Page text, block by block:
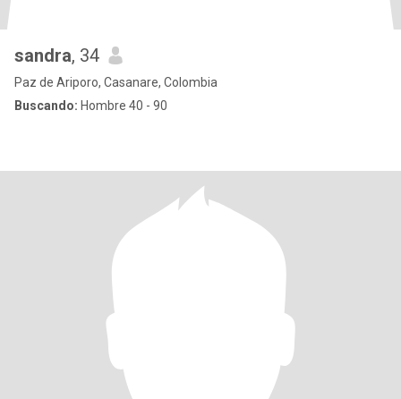
sandra, 34
Paz de Ariporo, Casanare, Colombia
Buscando: Hombre 40 - 90